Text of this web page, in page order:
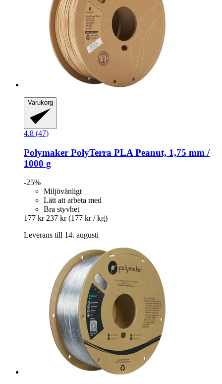
Varukorg
4.8 (47)
Polymaker PolyTerra PLA Peanut, 1,75 mm /
1000 g
-25%
Miljövänligt
Lätt att arbeta med
Bra styvhet
177 kr 237 kr (177 kr / kg)
Leverans till 14. augusti